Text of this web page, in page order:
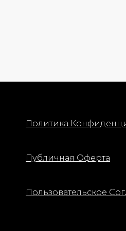
Политика
Публичная Оферта
Пользовательское